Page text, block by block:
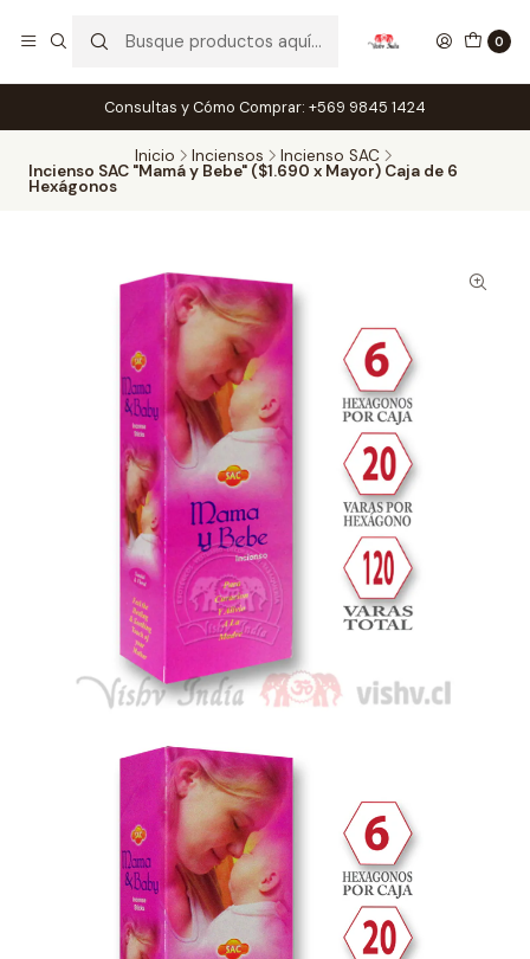
0
Consultas y Cómo Comprar: +569 9845 1424
Inicio Inciensos Incienso SAC
Incienso SAC "Mamá y Bebe" ($1.690 x Mayor) Caja de 6
Hexágonos